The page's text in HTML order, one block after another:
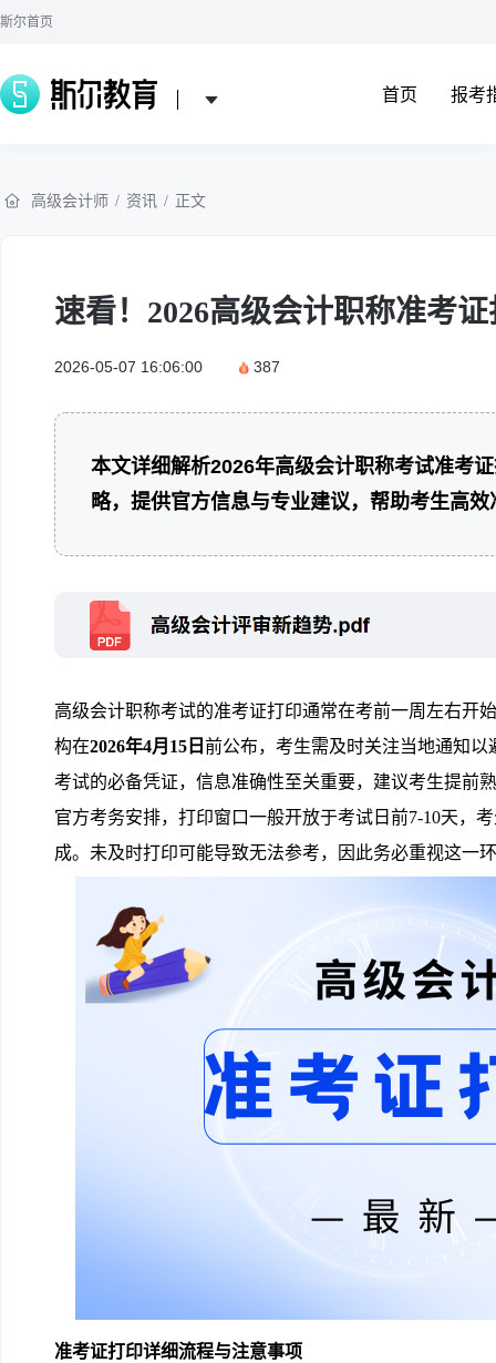
斯尔首页
首页 报考
高级会计师 / 资讯 / 正文
速看！2026高级会计职称准考
2026-05-07 16:06:00 387
本文详细解析2026年高级会计职称考试准考
略，提供官方信息与专业建议，帮助考生高效
高级会计职称考试的准考证打印通常在考前一周左右开
构在2026年4月15日 前公布，考生需及时关注当地通知
考试的必备凭证，信息准确性至关重要，建议考生提前
官方考务安排，打印窗口一般开放于考试日前7-10天，
成。未及时打印可能导致无法参考，因此务必重视这一
准考证打印详细流程与注意事项